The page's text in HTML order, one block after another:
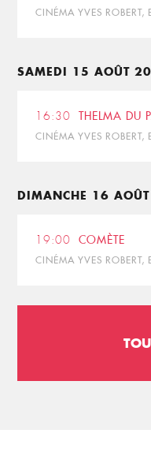
CINÉMA YVES ROBERT,
SAMEDI 15 AOÛT
16:30 THELMA DU
CINÉMA YVES ROBERT,
DIMANCHE 16
19:00 COMÈTE
CINÉMA YVES ROBERT,